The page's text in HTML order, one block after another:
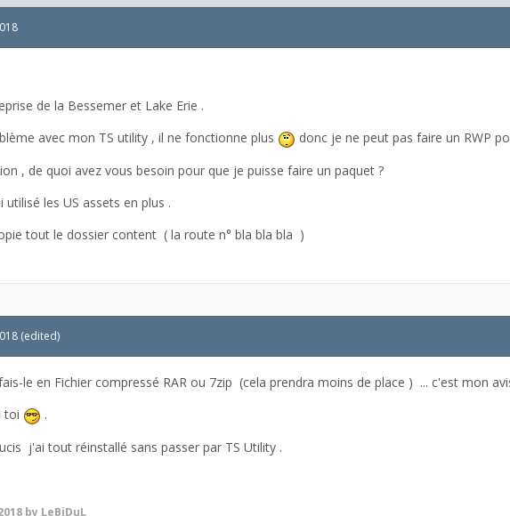
de la Bessemer et Lake Erie .
avec mon TS utility , il ne fonctionne plus
donc je ne peut pas faire un RWP
, de quoi avez vous besoin pour que je puisse faire un paquet ?
utilisé les US assets en plus .
tout le dossier content ( la route n° bla bla bla )
(edited)
le en Fichier compressé RAR ou 7zip (cela prendra moins de place ) ... c'est mon
toi
.
j'ai tout réinstallé sans passer par TS Utility .
by LeBiDuL